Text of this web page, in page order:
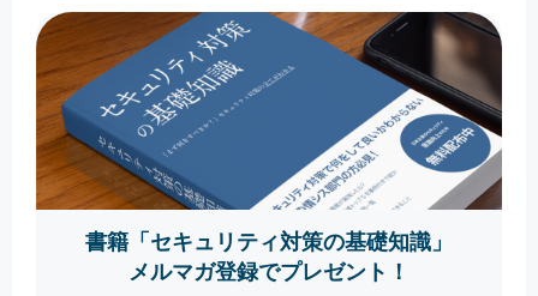
書籍「セキュリティ対策の基礎知識」
メルマガ登録でプレゼント！